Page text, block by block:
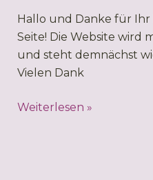
Hallo und Danke für Ihr
Seite! Die Website wird
und steht demnächst
Vielen Dank
Weiterlesen »